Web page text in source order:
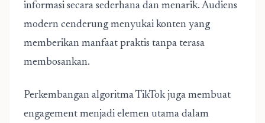
informasi secara sederhana dan menarik. Audiens
modern cenderung menyukai konten yang
memberikan manfaat praktis tanpa terasa
membosankan.
Perkembangan algoritma TikTok juga membuat
engagement menjadi elemen utama dalam